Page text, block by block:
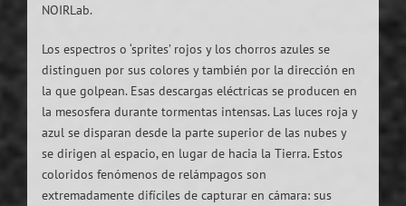
NOIRLab.
Los espectros o ‘sprites’ rojos y los chorros azules se
distinguen por sus colores y también por la dirección en
la que golpean. Esas descargas eléctricas se producen en
la mesosfera durante tormentas intensas. Las luces roja y
azul se disparan desde la parte superior de las nubes y
se dirigen al espacio, en lugar de hacia la Tierra. Estos
coloridos fenómenos de relámpagos son
extremadamente difíciles de capturar en cámara: sus